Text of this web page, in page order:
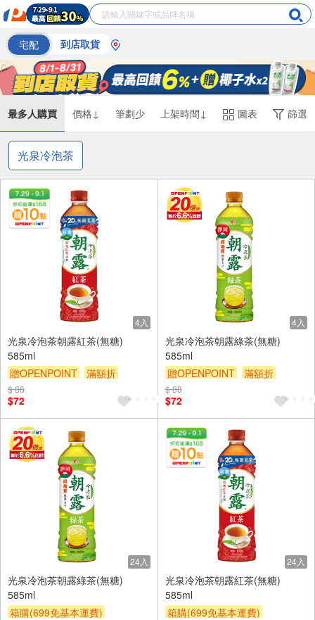
宅配 到店取貨
最多人購買 價格↓ 筆劃少 上架時間↓ 圖表 篩選
光泉冷泡茶
4入
光泉冷泡茶朝露紅茶(無糖)
585ml
贈OPENPOINT
滿額折
滿額9折
$ 88
$72
4入
光泉冷泡茶朝露綠茶(無糖)
585ml
贈OPENPOINT
滿額折
滿額9折
$ 88
$72
24入
光泉冷泡茶朝露綠茶(無糖)
585ml
箱購(699免基本運費)
24入
光泉冷泡茶朝露紅茶(無糖)
585ml
箱購(699免基本運費)